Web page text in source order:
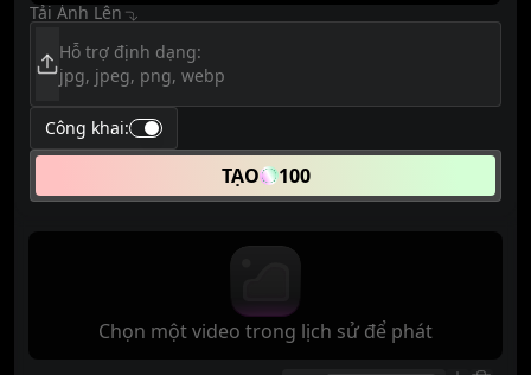
Tải Ảnh Lên
Hỗ trợ định dạng:
jpg, jpeg, png, webp
Công khai:
TẠO 100
Chọn một video trong lịch sử để phát